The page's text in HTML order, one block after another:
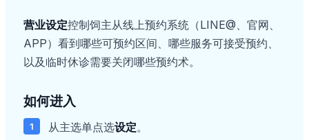
营业设定控制饲主从线上预约系统（LINE@、官网、
APP）看到哪些可预约区间、哪些服务可接受预约、
以及临时休诊需要关闭哪些预约术。
如何进入
从主选单点选设定。